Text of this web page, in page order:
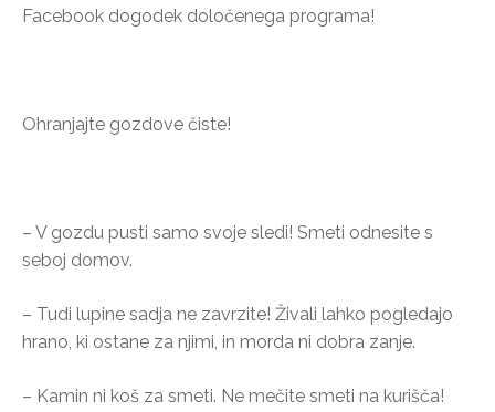
Facebook dogodek določenega programa!
Ohranjajte gozdove čiste!
– V gozdu pusti samo svoje sledi! Smeti odnesite s
seboj domov.
– Tudi lupine sadja ne zavrzite! Živali lahko pogledajo
hrano, ki ostane za njimi, in morda ni dobra zanje.
– Kamin ni koš za smeti. Ne mečite smeti na kurišča!